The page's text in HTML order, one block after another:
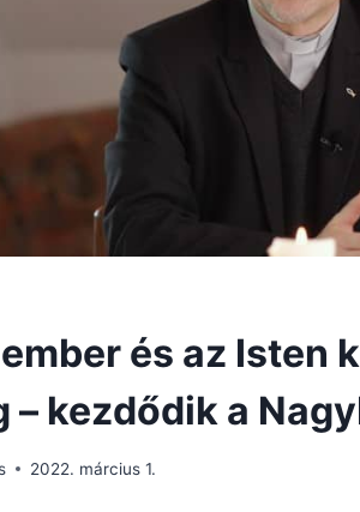
és az Isten
– kezdődik a
2022. március 1.